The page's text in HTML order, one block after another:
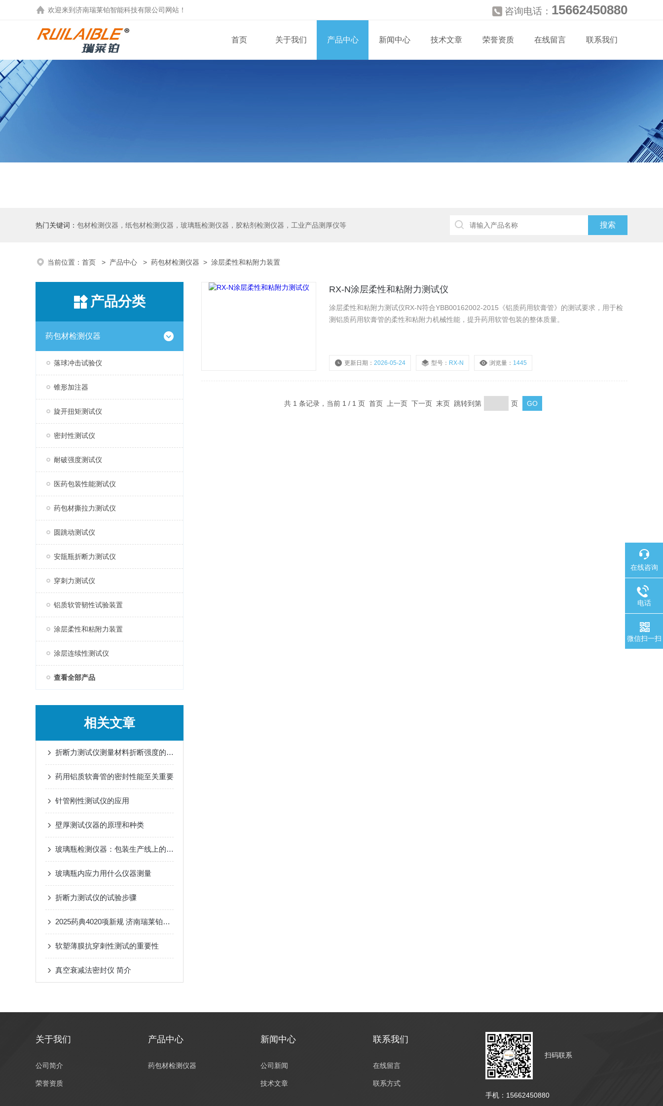
欢迎来到 济南瑞莱铂智能科技有限公司 网站！ 咨询电话： 15662450880
首页 关于我们 产品中心 新闻中心 技术文章 荣誉资质 在线留言 联系我们
热门关键词： 包材检测仪器，纸包材检测仪器，玻璃瓶检测仪器，胶粘剂检测仪器，工业产品测厚仪等
当前位置： 首页 > 产品中心 > 药包材检测仪器 > 涂层柔性和粘附力装置
产品分类
药包材检测仪器
落球冲击试验仪
锥形加注器
旋开扭矩测试仪
密封性测试仪
耐破强度测试仪
医药包装性能测试仪
药包材撕拉力测试仪
圆跳动测试仪
安瓿瓶折断力测试仪
穿刺力测试仪
铝质软管韧性试验装置
涂层柔性和粘附力装置
涂层连续性测试仪
查看全部产品
相关文章
折断力测试仪测量材料折断强度的重要测试设备
药用铝质软膏管的密封性能至关重要
针管刚性测试仪的应用
壁厚测试仪器的原理和种类
玻璃瓶检测仪器：包装生产线上的守护者
玻璃瓶内应力用什么仪器测量
折断力测试仪的试验步骤
2025药典4020项新规 济南瑞莱铂CZD-80圆跳动测试仪 安瓿瓶合规质检解决方案
软塑薄膜抗穿刺性测试的重要性
真空衰减法密封仪 简介
RX-N涂层柔性和粘附力测试仪
涂层柔性和粘附力测试仪RX-N符合YBB00162002-2015《铝质药用软膏管》的测试要求，用于检
测铝质药用软膏管的柔性和粘附力机械性能，提升药用软管包装的整体质量。
更新日期：2026-05-24 型号： RX-N 浏览量： 1445
共 1 条记录，当前 1 / 1 页 首页 上一页 下一页 末页 跳转到第 页
关于我们
公司简介
荣誉资质
产品中心
药包材检测仪器
新闻中心
公司新闻
技术文章
联系我们
在线留言
联系方式
扫码联系
手机：15662450880
在线咨询
电话
微信扫一扫